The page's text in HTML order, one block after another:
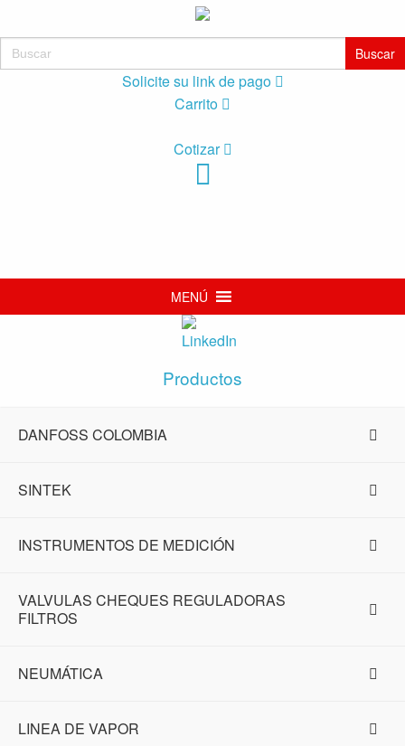
Buscar:
Solicite su link de pago
Carrito
Cotizar
MENÚ
Productos
DANFOSS COLOMBIA
SINTEK
INSTRUMENTOS DE MEDICIÓN
VALVULAS CHEQUES REGULADORAS
FILTROS
NEUMÁTICA
LINEA DE VAPOR